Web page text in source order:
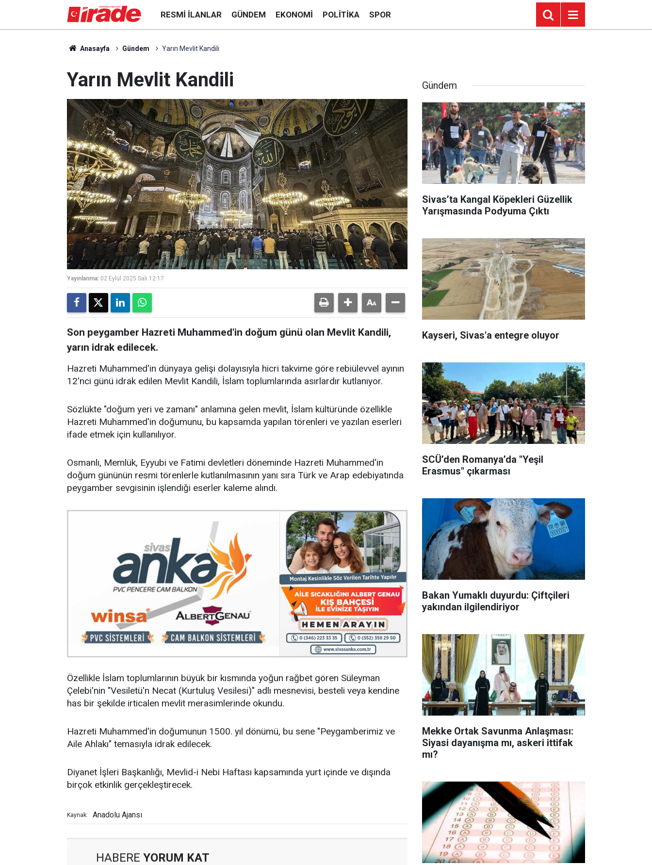
RESMI İLANLAR GÜNDEM EKONOMI POLITIKA SPOR
Anasayfa Gündem Yarın Mevlit Kandili
Yarın Mevlit Kandili
Yayınlanma: 02 Eylül 2025 Salı 12:17
Son peygamber Hazreti Muhammed'in doğum günü olan Mevlit Kandili,
yarın idrak edilecek.
Hazreti Muhammed'in dünyaya gelişi dolayısıyla hicri takvime göre rebiülevvel ayının
12'nci günü idrak edilen Mevlit Kandili, İslam toplumlarında asırlardır kutlanıyor.
Sözlükte "doğum yeri ve zamanı" anlamına gelen mevlit, İslam kültüründe özellikle
Hazreti Muhammed'in doğumunu, bu kapsamda yapılan törenleri ve yazılan eserleri
ifade etmek için kullanılıyor.
Osmanlı, Memlük, Eyyubi ve Fatimi devletleri döneminde Hazreti Muhammed'in
doğum gününün resmi törenlerle kutlanılmasının yanı sıra Türk ve Arap edebiyatında
peygamber sevgisinin işlendiği eserler kaleme alındı.
Özellikle İslam toplumlarının büyük bir kısmında yoğun rağbet gören Süleyman
Çelebi'nin "Vesiletü'n Necat (Kurtuluş Vesilesi)" adlı mesnevisi, besteli veya kendine
has bir şekilde irticalen mevlit merasimlerinde okundu.
Hazreti Muhammed'in doğumunun 1500. yıl dönümü, bu sene "Peygamberimiz ve
Aile Ahlakı" temasıyla idrak edilecek.
Diyanet İşleri Başkanlığı, Mevlid-i Nebi Haftası kapsamında yurt içinde ve dışında
birçok etkinlik gerçekleştirecek.
Kaynak: Anadolu Ajansı
HABERE YORUM KAT
Gündem
Sivas’ta Kangal Köpekleri Güzellik
Yarışmasında Podyuma Çıktı
Kayseri, Sivas'a entegre oluyor
SCÜ’den Romanya’da "Yeşil
Erasmus" çıkarması
Bakan Yumaklı duyurdu: Çiftçileri
yakından ilgilendiriyor
Mekke Ortak Savunma Anlaşması:
Siyasi dayanışma mı, askeri ittifak
mı?